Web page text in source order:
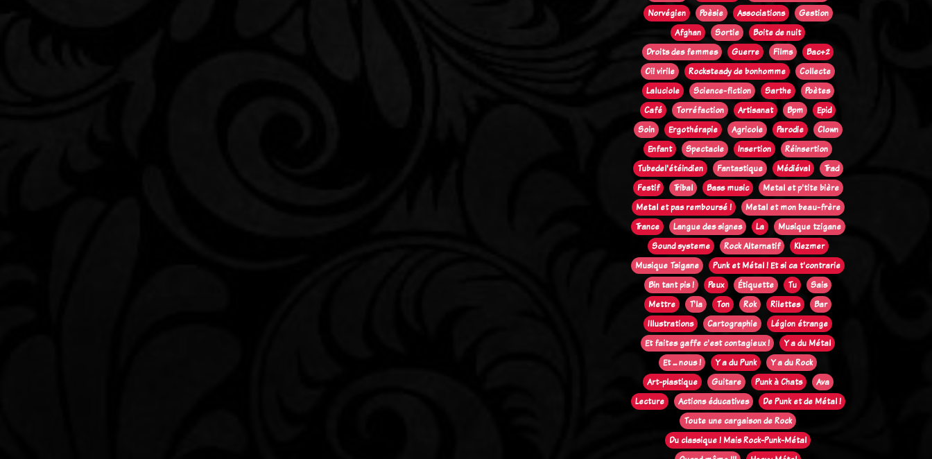
Norvégien
Poèsie Associations
Gestion
Afghan
Sortie
Boite de nuit
Droits des femmes
Guerre Films
Bac+2
Oi! virile
Rocksteady de bonhomme
Collecte
Laluciole
Science-fiction Sarthe
Poètes
Café
Torréfaction Artisanat Bpm
Epid
Soin
Ergothérapie Agricole Parodie
Clown
Enfant
Spectacle Insertion
Réinsertion
Tubedel'étéindien
Fantastique Médiéval
Trad
Festif
Tribal Bass music
Metal et p'tite bière
Metal et pas remboursé !
Metal et mon beau-frère
Trance
Langue des signes La
Musique tzigane
Sound systeme
Rock Alternatif
Klezmer
Musique Tsigane
Punk et Métal ! Et si ca t'contrarie
Bin tant pis !
Peux Étiquette Tu
Sais
Mettre
T'la Ton Rok Rilettes
Bar
Illustrations
Cartographie
Légion étrange
Et faites gaffe c'est contagieux !
Y a du Métal
Et ... nous !
Y a du Punk
Y a du Rock
Art-plastique
Guitare Punk à Chats
Ava
Lecture
Actions éducatives
De Punk et de Métal !
Toute une cargaison de Rock
Du classique ! Mais Rock-Punk-Métal